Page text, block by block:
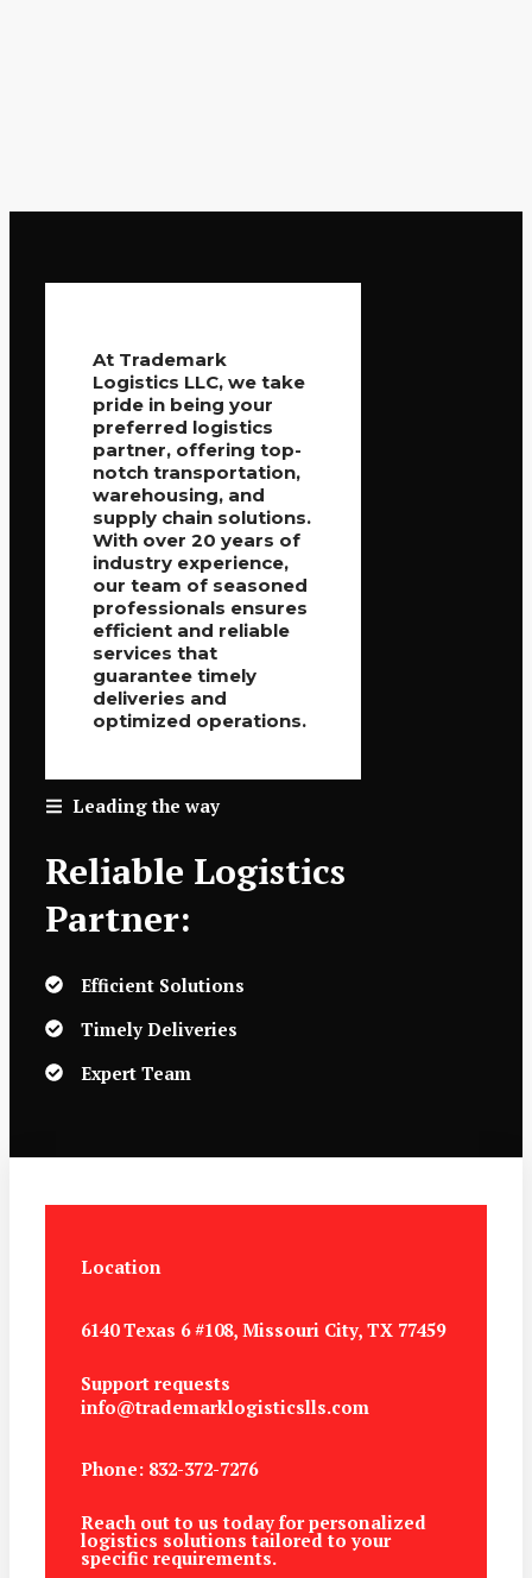
Leading the way
Reliable Logistics
Partner:
Efficient Solutions
Timely Deliveries
Expert Team
At Trademark
Logistics LLC, we take
pride in being your
preferred logistics
partner, offering top-
notch transportation,
warehousing, and
supply chain solutions.
With over 20 years of
industry experience,
our team of seasoned
professionals ensures
efficient and reliable
services that
guarantee timely
deliveries and
optimized operations.
Location
6140 Texas 6 #108, Missouri City, TX 77459
Support requests
info@trademarklogisticslls.com
Phone: 832-372-7276
Reach out to us today for personalized
logistics solutions tailored to your
specific requirements.